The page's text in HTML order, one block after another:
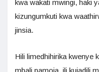
kwa wakati mwingi, haki
kizungumkuti kwa
jinsia.
Hili limedhihirika kwenye
mbali pamoja, ili kujadili